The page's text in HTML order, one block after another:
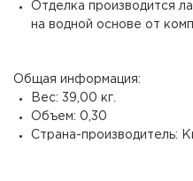
Отделка производится
на водной основе от
Общая информация:
Вес: 39,00 кг.
Объем: 0,30
Страна-производитель: